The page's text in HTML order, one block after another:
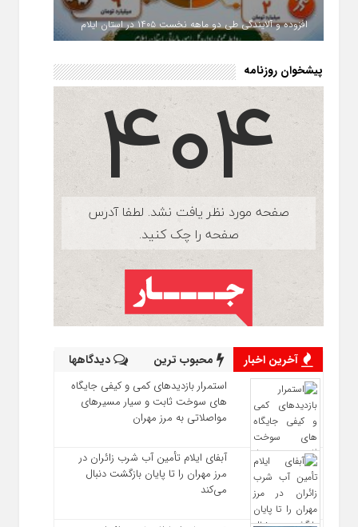
افزوده و آلایندگی طی دو ماهه نخست ۱۴۰۵ در استان ایلام
پیشخوان روزنامه
آخرین اخبار محبوب ترین دیدگاهها
استمرار بازدیدهای کمی و کیفی جایگاه‌
های سوخت ثابت و سیار مسیرهای
مواصلاتی به مرز مهران
آبفای ایلام تأمین آب شرب زائران در
مرز مهران را تا پایان بازگشت دنبال
می‌کند